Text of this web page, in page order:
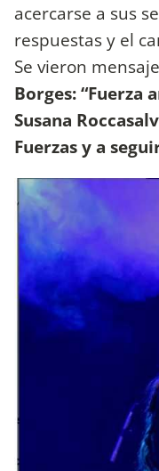
acercarse a sus
respuestas y el
Se vieron
Borges: “Fuerza
Susana
Fuerzas y a